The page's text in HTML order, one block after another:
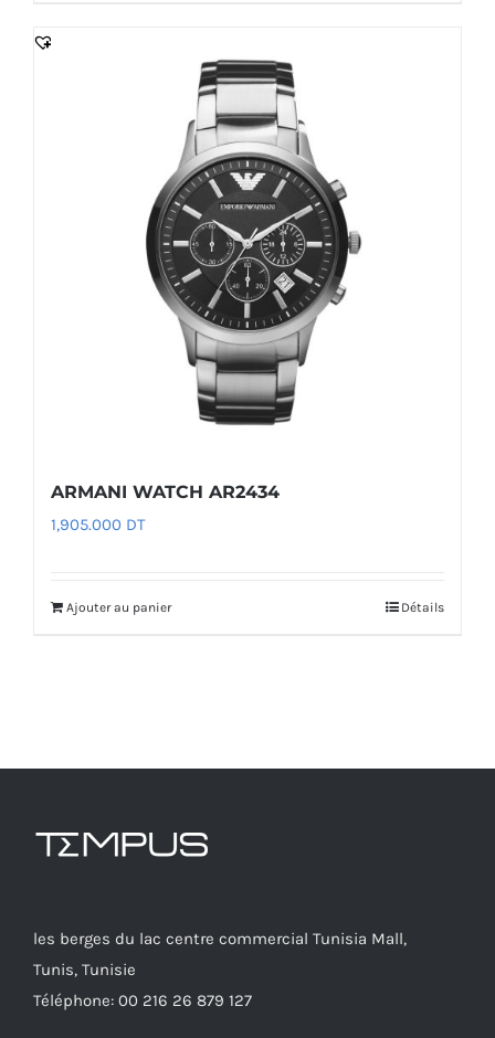
ARMANI WATCH AR2434
1,905.000 DT
Ajouter au panier Détails
les berges du lac centre commercial Tunisia Mall,
Tunis, Tunisie
Téléphone: 00 216 26 879 127